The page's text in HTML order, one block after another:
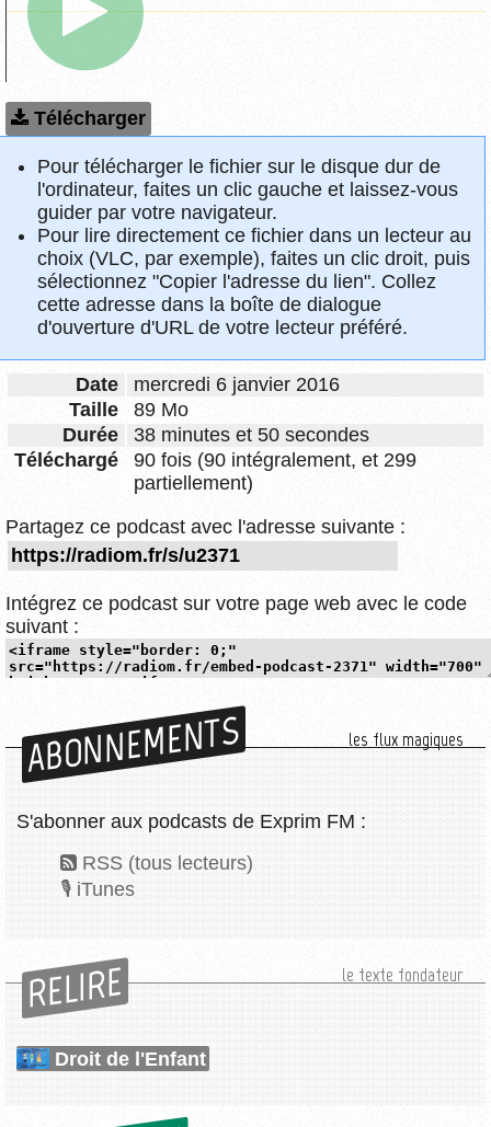
Télécharger
Pour télécharger le fichier sur le disque dur de
l'ordinateur, faites un clic gauche et laissez-vous
guider par votre navigateur.
Pour lire directement ce fichier dans un lecteur au
choix (VLC, par exemple), faites un clic droit, puis
sélectionnez "Copier l'adresse du lien". Collez
cette adresse dans la boîte de dialogue
d'ouverture d'URL de votre lecteur préféré.
Date
mercredi 6 janvier 2016
Taille
89 Mo
Durée
38 minutes et 50 secondes
Téléchargé
90 fois (90 intégralement, et 299
partiellement)
Partagez ce podcast avec l'adresse suivante :
Intégrez ce podcast sur votre page web avec le code
suivant :
ABONNEMENTS les flux magiques
S'abonner aux podcasts de Exprim FM :
RSS (tous lecteurs)
iTunes
RELIRE le texte fondateur
Droit de l'Enfant